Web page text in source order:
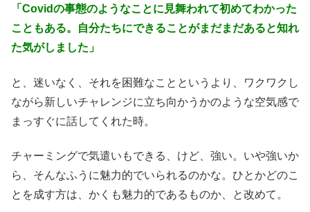
「Covidの事態のようなことに見舞われて初めてわかった
こともある。自分たちにできることがまだまだあると知れ
た気がしました」
と、迷いなく、それを困難なことというより、ワクワクし
ながら新しいチャレンジに立ち向かうかのような空気感で
まっすぐに話してくれた時。
チャーミングで気遣いもできる、けど、強い。いや強いか
ら、そんなふうに魅力的でいられるのかな。ひとかどのこ
とを成す方は、かくも魅力的であるものか、と改めて。